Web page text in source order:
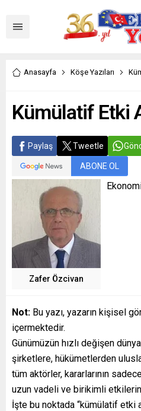
Anasayfa Köşe Yazıları
Kümülatif Etki
Paylaş Tweetle
ABONE OL
Zafer Özcivan
Not: Bu yazı, yazarın kişisel
içermektedir.
Günümüzün hızlı değişen
şirketlere, hükümetlerden
tüm aktörler, kararlarının
uzun vadeli ve birikimli
İşte bu noktada “kümülatif etki